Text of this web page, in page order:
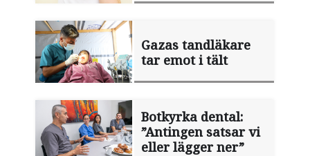
Gazas tandläkare
tar emot i tält
Botkyrka dental:
”Antingen satsar vi
eller lägger ner”